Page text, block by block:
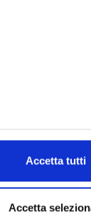
Accetta tutti
Accetta
CONAN NEW